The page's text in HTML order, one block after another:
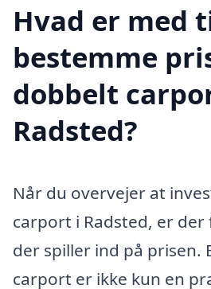
Hvad er med
bestemme
dobbelt
Radsted?
Når du overvejer at
carport i Radsted, er
der spiller ind på prisen.
carport er ikke kun en